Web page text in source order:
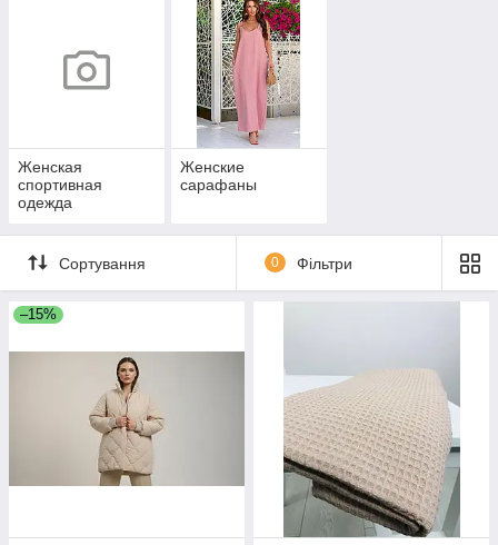
Женская
спортивная
одежда
Женские
сарафаны
Сортування 0 Фільтри
–15%